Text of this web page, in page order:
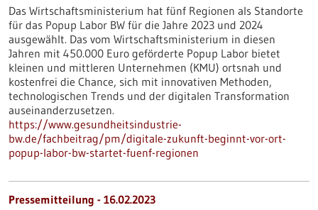
Das Wirtschaftsministerium hat fünf Regionen als Standorte
für das Popup Labor BW für die Jahre 2023 und 2024
ausgewählt. Das vom Wirtschaftsministerium in diesen
Jahren mit 450.000 Euro geförderte Popup Labor bietet
kleinen und mittleren Unternehmen (KMU) ortsnah und
kostenfrei die Chance, sich mit innovativen Methoden,
technologischen Trends und der digitalen Transformation
auseinanderzusetzen.
https://www.gesundheitsindustrie-
bw.de/fachbeitrag/pm/digitale-zukunft-beginnt-vor-ort-
popup-labor-bw-startet-fuenf-regionen
Pressemitteilung - 16.02.2023